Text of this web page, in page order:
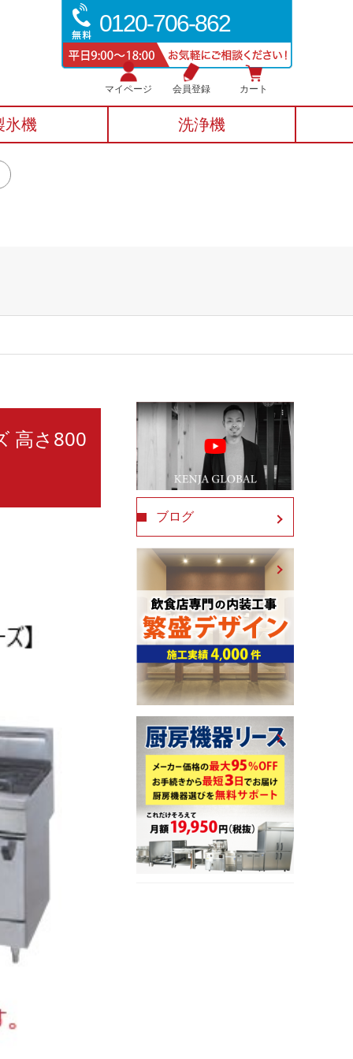
0120-706-862
マイページ 会員登録 カート
氷機 洗浄機
高さ800
ブログ